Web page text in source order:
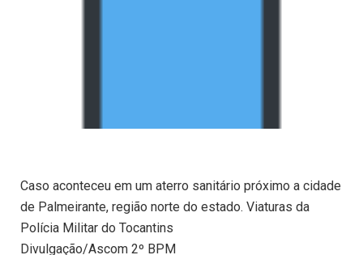
Caso aconteceu em um aterro sanitário próximo a cidade
de Palmeirante, região norte do estado. Viaturas da
Polícia Militar do Tocantins
Divulgação/Ascom 2º BPM